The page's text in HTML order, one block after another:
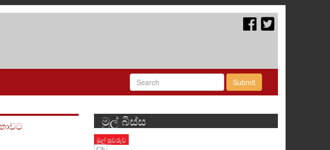
Submit
මුල් බිස්ස
මුල් පුවරුව